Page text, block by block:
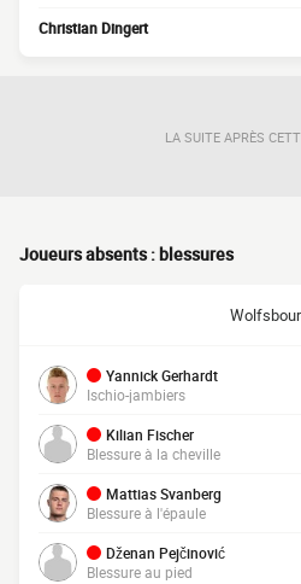
Christian Dingert
LA SUITE APRÈS
Joueurs absents : blessures
Yannick Gerhardt
Ischio-jambiers
Kilian Fischer
Blessure à la cheville
Mattias Svanberg
Blessure à l'épaule
Dženan Pejčinović
Blessure au pied